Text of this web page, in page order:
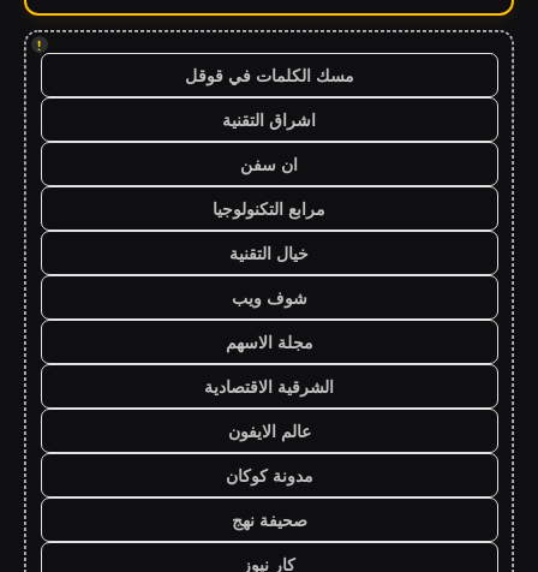
!
مسك الكلمات في قوقل
اشراق التقنية
ان سفن
مرابع التكنولوجيا
خيال التقنية
شوف ويب
مجلة الاسهم
الشرقية الاقتصادية
عالم الايفون
مدونة كوكان
صحيفة نهج
كار نيوز